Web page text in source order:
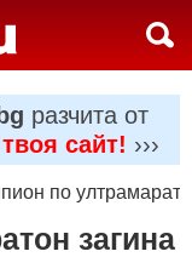
разчита от
сайт! ›››
по
загина